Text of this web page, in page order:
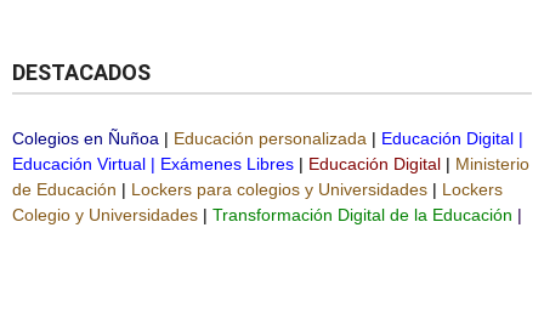
DESTACADOS
Colegios en Ñuñoa | Educación personalizada | Educación Digital |
Educación Virtual | Exámenes Libres | Educación Digital | Ministerio
de Educación | Lockers para colegios y Universidades | Lockers
Colegio y Universidades | Transformación Digital de la Educación |